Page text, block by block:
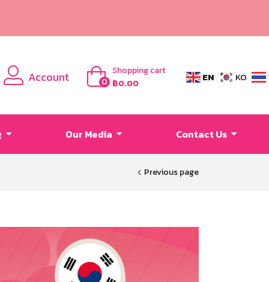
Account 0
Shopping cart
฿0.00 EN KO
Our Media Contact Us
Previous page